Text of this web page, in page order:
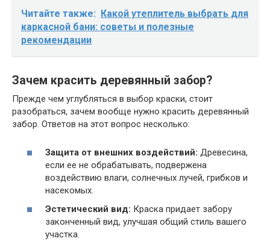
Читайте также:
Какой утеплитель выбрать для
каркасной бани: советы и полезные
рекомендации
Зачем красить деревянный забор?
Прежде чем углубляться в выбор краски, стоит
разобраться, зачем вообще нужно красить деревянный
забор. Ответов на этот вопрос несколько:
Защита от внешних воздействий: Древесина,
если ее не обрабатывать, подвержена
воздействию влаги, солнечных лучей, грибков и
насекомых.
Эстетический вид: Краска придает забору
законченный вид, улучшая общий стиль вашего
участка.